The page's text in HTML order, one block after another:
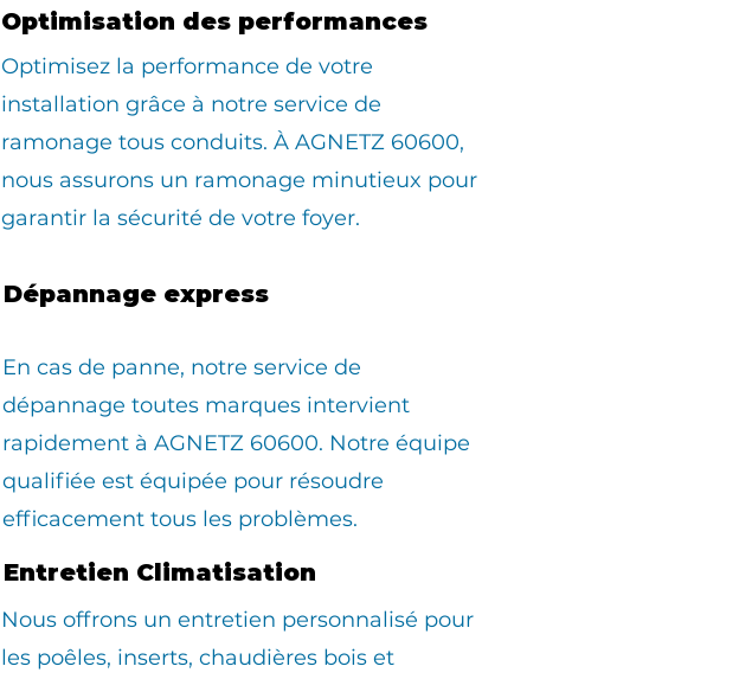
Optimisation des performances
Optimisez la performance de votre
installation grâce à notre service de
ramonage tous conduits. À AGNETZ 60600,
nous assurons un ramonage minutieux pour
garantir la sécurité de votre foyer.
Dépannage express
En cas de panne, notre service de
dépannage toutes marques intervient
rapidement à AGNETZ 60600. Notre équipe
qualifiée est équipée pour résoudre
efficacement tous les problèmes.
Entretien Climatisation
Nous offrons un entretien personnalisé pour
les poêles, inserts, chaudières bois et